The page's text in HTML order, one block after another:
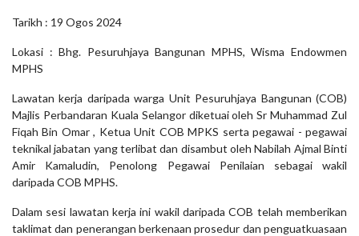
Tarikh : 19 Ogos 2024
Lokasi : Bhg. Pesuruhjaya Bangunan MPHS, Wisma Endowmen
MPHS
Lawatan kerja daripada warga Unit Pesuruhjaya Bangunan (COB)
Majlis Perbandaran Kuala Selangor diketuai oleh Sr Muhammad Zul
Fiqah Bin Omar , Ketua Unit COB MPKS serta pegawai - pegawai
teknikal jabatan yang terlibat dan disambut oleh Nabilah Ajmal Binti
Amir Kamaludin, Penolong Pegawai Penilaian sebagai wakil
daripada COB MPHS.
Dalam sesi lawatan kerja ini wakil daripada COB telah memberikan
taklimat dan penerangan berkenaan prosedur dan penguatkuasaan